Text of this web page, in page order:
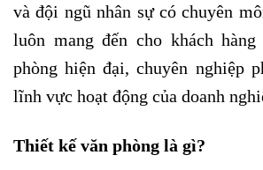
và đội ngũ nhân sự có chuyên
luôn mang đến cho khách
phòng hiện đại, chuyên nghiệp
lĩnh vực hoạt động của doanh
Thiết kế văn phòng là gì?